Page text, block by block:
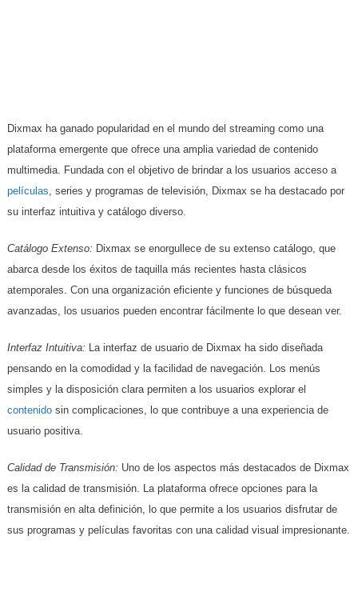
Dixmax ha ganado popularidad en el mundo del streaming como una
plataforma emergente que ofrece una amplia variedad de contenido
multimedia. Fundada con el objetivo de brindar a los usuarios acceso a
películas, series y programas de televisión, Dixmax se ha destacado por
su interfaz intuitiva y catálogo diverso.
Catálogo Extenso: Dixmax se enorgullece de su extenso catálogo, que
abarca desde los éxitos de taquilla más recientes hasta clásicos
atemporales. Con una organización eficiente y funciones de búsqueda
avanzadas, los usuarios pueden encontrar fácilmente lo que desean ver.
Interfaz Intuitiva: La interfaz de usuario de Dixmax ha sido diseñada
pensando en la comodidad y la facilidad de navegación. Los menús
simples y la disposición clara permiten a los usuarios explorar el
contenidosin complicaciones, lo que contribuye a una experiencia de
usuario positiva.
Calidad de Transmisión: Uno de los aspectos más destacados de Dixmax
es la calidad de transmisión. La plataforma ofrece opciones para la
transmisión en alta definición, lo que permite a los usuarios disfrutar de
sus programas y películas favoritas con una calidad visual impresionante.